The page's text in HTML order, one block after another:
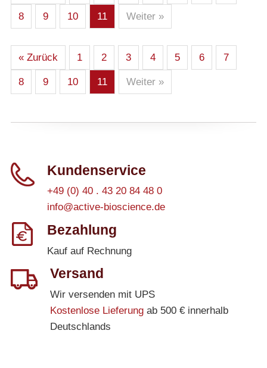
– Alle Athens Produkte
– Proteine
– Immunoglobulin (Ig)
PeptiGrowth
– Alle PeptiGrowth Produkte
– Kostenlose Muster
– Alle Diaclone Produkte
– Antikörper
– ELISA-Kits
8 9 10 11 Weiter »
« Zurück 1 2 3 4 5 6 7
8 9 10 11 Weiter »
Kundenservice
+49 (0) 40 . 43 20 84 48 0
info@active-bioscience.de
Bezahlung
Kauf auf Rechnung
Versand
Wir versenden mit UPS
Kostenlose Lieferungab 500 € innerhalb
Deutschlands